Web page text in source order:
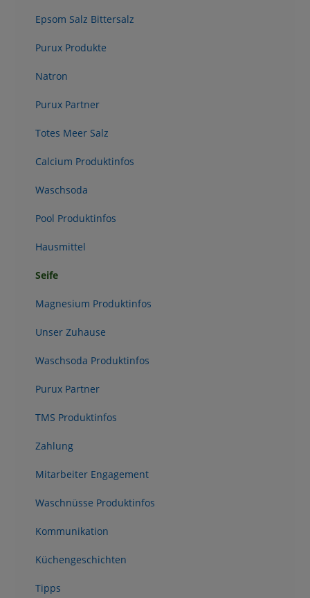
Epsom Salz Bittersalz
Purux Produkte
Natron
Purux Partner
Totes Meer Salz
Calcium Produktinfos
Waschsoda
Pool Produktinfos
Hausmittel
Seife
Magnesium Produktinfos
Unser Zuhause
Waschsoda Produktinfos
Purux Partner
TMS Produktinfos
Zahlung
Mitarbeiter Engagement
Waschnüsse Produktinfos
Kommunikation
Küchengeschichten
Tipps